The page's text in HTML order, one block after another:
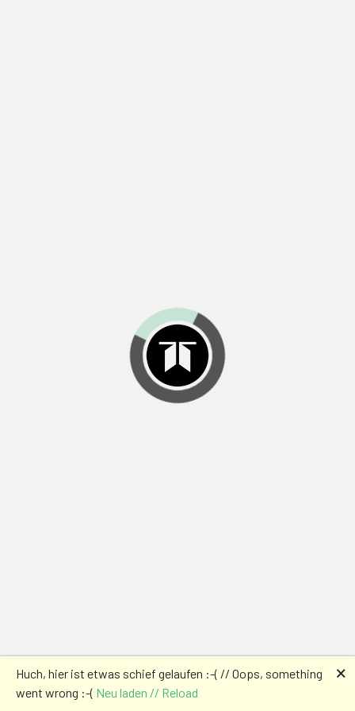
Huch, hier ist etwas schief gelaufen :-( // Oops, something
went wrong :-( Neu laden // Reload
🗙